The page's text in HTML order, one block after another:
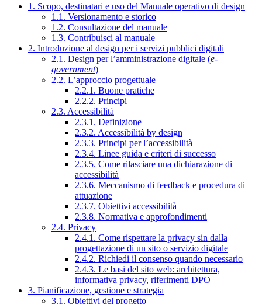
1. Scopo, destinatari e uso del Manuale operativo di design
1.1. Versionamento e storico
1.2. Consultazione del manuale
1.3. Contribuisci al manuale
2. Introduzione al design per i servizi pubblici digitali
2.1. Design per l’amministrazione digitale (e-
government)
2.2. L’approccio progettuale
2.2.1. Buone pratiche
2.2.2. Principi
2.3. Accessibilità
2.3.1. Definizione
2.3.2. Accessibilità by design
2.3.3. Principi per l’accessibilità
2.3.4. Linee guida e criteri di successo
2.3.5. Come rilasciare una dichiarazione di
accessibilità
2.3.6. Meccanismo di feedback e procedura di
attuazione
2.3.7. Obiettivi accessibilità
2.3.8. Normativa e approfondimenti
2.4. Privacy
2.4.1. Come rispettare la privacy sin dalla
progettazione di un sito o servizio digitale
2.4.2. Richiedi il consenso quando necessario
2.4.3. Le basi del sito web: architettura,
informativa privacy, riferimenti DPO
3. Pianificazione, gestione e strategia
3.1. Obiettivi del progetto